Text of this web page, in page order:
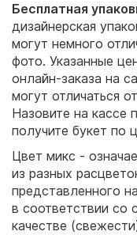
Бесплатная
дизайнерская
могут немного
фото. Указанные
онлайн-заказа на
могут отличаться
Назовите на
получите букет по
Цвет микс -
из разных
представленного
в соответствии со
качестве